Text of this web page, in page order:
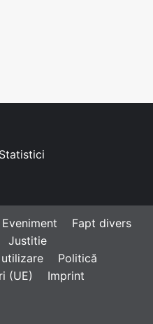
Eveniment
Fapt divers
Justitie
Politică
(UE)
Imprint